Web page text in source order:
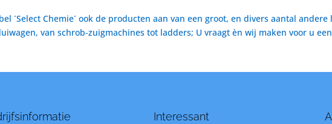
´Select Chemie´ ook de producten aan van een groot, en divers aantal
van schrob-zuigmachines tot ladders; U vraagt èn wij maken voor u
Interessant